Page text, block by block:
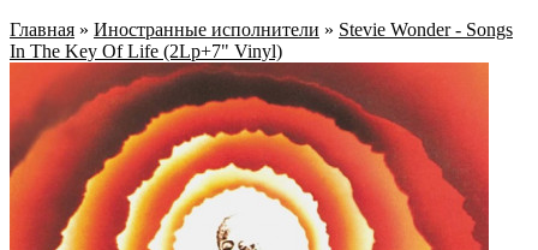
Главная » Иностранные исполнители » Stevie Wonder ‎- Songs
In The Key Of Life (2Lp+7" Vinyl)